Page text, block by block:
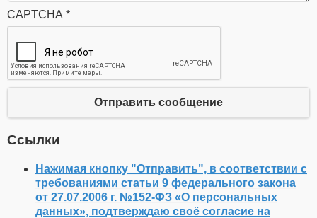
CAPTCHA *
Отправить сообщение
Ссылки
Нажимая кнопку "Отправить", в соответствии с
требованиями статьи 9 федерального закона
от 27.07.2006 г. №152-ФЗ «О персональных
данных», подтверждаю своё согласие на